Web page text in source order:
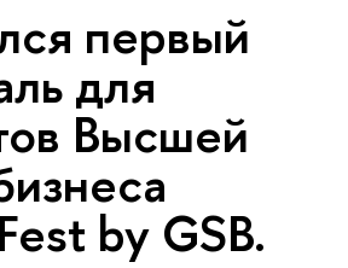
первый
для
Высшей
by GSB.